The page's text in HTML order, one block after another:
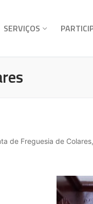
SERVIÇOS
Freguesia de